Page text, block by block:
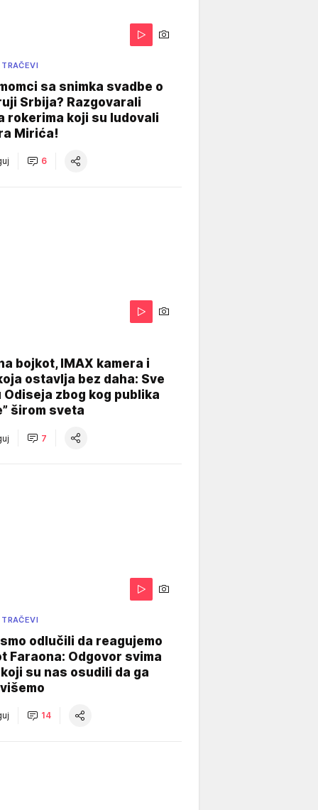
sa snimka svadbe o
Srbija? Razgovarali
rokerima koji su ludovali
Mirića!
6
bojkot, IMAX kamera i
ostavlja bez daha: Sve
Odiseja zbog kog publika
širom sveta
7
odlučili da reagujemo
Faraona: Odgovor svima
su nas osudili da ga
14